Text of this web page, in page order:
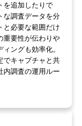
を追加したりで
な調査データを分
と必要な範囲だけ
重要性が伝わりや
ングも効率化。
でキャプチャと共
内調査の運用ルー